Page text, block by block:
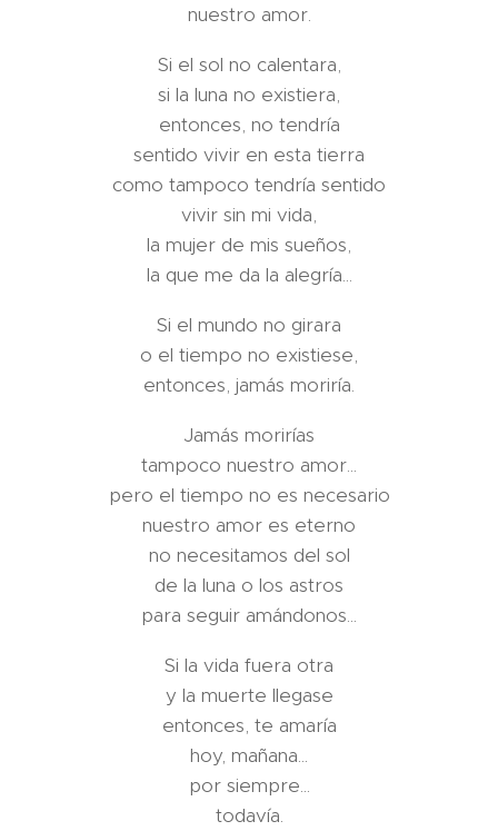
nuestro amor.
Si el sol no calentara,
si la luna no existiera,
entonces, no tendría
sentido vivir en esta tierra
como tampoco tendría sentido
vivir sin mi vida,
la mujer de mis sueños,
la que me da la alegría...
Si el mundo no girara
o el tiempo no existiese,
entonces, jamás moriría.
Jamás morirías
tampoco nuestro amor...
pero el tiempo no es necesario
nuestro amor es eterno
no necesitamos del sol
de la luna o los astros
para seguir amándonos...
Si la vida fuera otra
y la muerte llegase
entonces, te amaría
hoy, mañana...
por siempre...
todavía.